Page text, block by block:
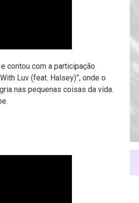
contou com a participação
Luv (feat. Halsey)”, onde o
nas pequenas coisas da vida.